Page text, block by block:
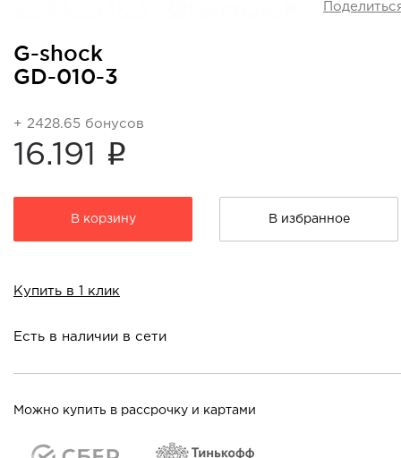
G-shock
GD-010-3
+ 2428.65 бонусов
16.191 i
В корзину В избранное
Купить в 1 клик
Есть в наличии в сети
Можно купить в рассрочку и картами